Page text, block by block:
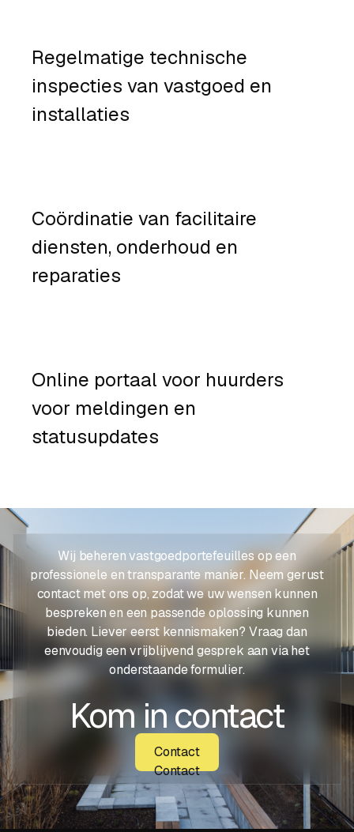
Regelmatige technische
inspecties van vastgoed en
installaties
Coördinatie van facilitaire
diensten, onderhoud en
reparaties
Online portaal voor huurders
voor meldingen en
statusupdates
Wij beheren vastgoedportefeuilles op een
professionele en transparante manier. Neem gerust
contact met ons op, zodat we uw wensen kunnen
bespreken en een passende oplossing kunnen
bieden. Liever eerst kennismaken? Vraag dan
eenvoudig een vrijblijvend gesprek aan via het
onderstaande formulier.
Kom in contact
Contact
Contact